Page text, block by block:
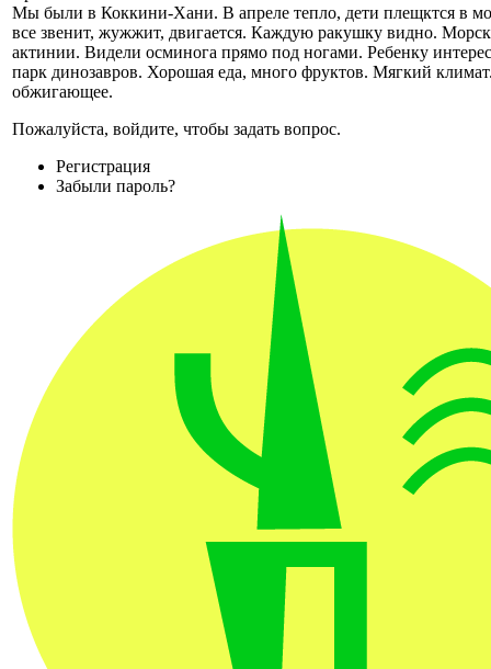
Мы были в Коккини-Хани. В апреле тепло, дети плещктся в
все звенит, жужжит, двигается. Каждую ракушку видно.
актинии. Видели осминога прямо под ногами. Ребенку
парк динозавров. Хорошая еда, много фруктов. Мягкий
обжигающее.
Пожалуйста, войдите, чтобы задать вопрос.
Регистрация
Забыли пароль?